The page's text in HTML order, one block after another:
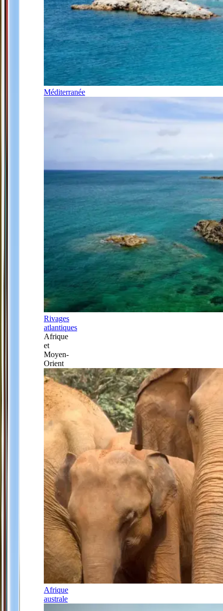
Méditerranée
Rivages
atlantiques
Afrique
et
Moyen-
Orient
Afrique
australe